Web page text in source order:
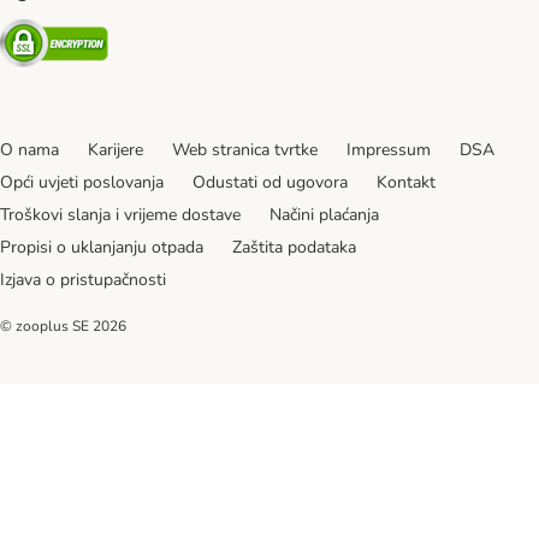
Security
O nama Karijere Web stranica tvrtke Impressum
DSA
Opći uvjeti poslovanja
Odustati od ugovora
Kontakt
Troškovi slanja i vrijeme dostave
Načini plaćanja
Propisi o uklanjanju otpada
Zaštita podataka
Izjava o pristupačnosti
© zooplus SE 2026